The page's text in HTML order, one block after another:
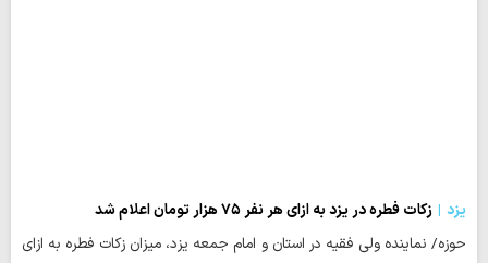
یزد
زکات فطره در یزد به ازای هر نفر ۷۵ هزار تومان اعلام شد
حوزه/ نماینده ولی فقیه در استان و امام جمعه یزد، میزان زکات فطره به ازای